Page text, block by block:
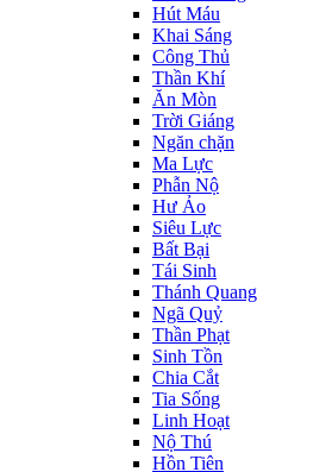
Hút Máu
Khai Sáng
Công Thủ
Thần Khí
Ăn Mòn
Trời Giáng
Ngăn chặn
Ma Lực
Phẫn Nộ
Hư Ảo
Siêu Lực
Bất Bại
Tái Sinh
Thánh Quang
Ngã Quỷ
Thần Phạt
Sinh Tồn
Chia Cắt
Tia Sống
Linh Hoạt
Nộ Thú
Hồn Tiên